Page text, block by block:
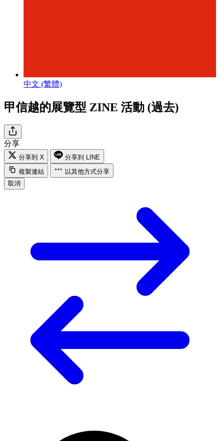
中文 (繁體)
甲信越的展覽型 ZINE 活動 (過去)
分享
分享到 X
分享到 LINE
複製連結
以其他方式分享
取消